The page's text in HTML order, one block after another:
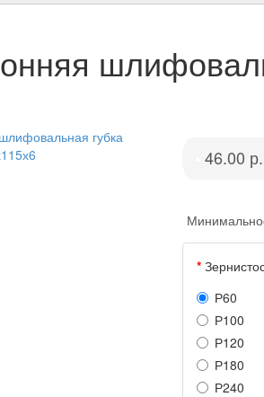
46.00 р.
Р60
Р100
Р120
Р180
Р240